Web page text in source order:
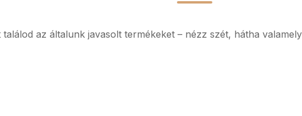
találod az általunk javasolt termékeket – nézz szét, hátha